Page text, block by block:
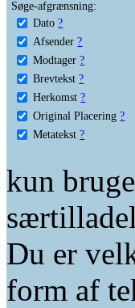
Søge-afgrænsning:
Dato ?
Afsender ?
Modtager ?
Brevtekst ?
Herkomst ?
Original Placering ?
Metatekst ?
kun
Du er
form af